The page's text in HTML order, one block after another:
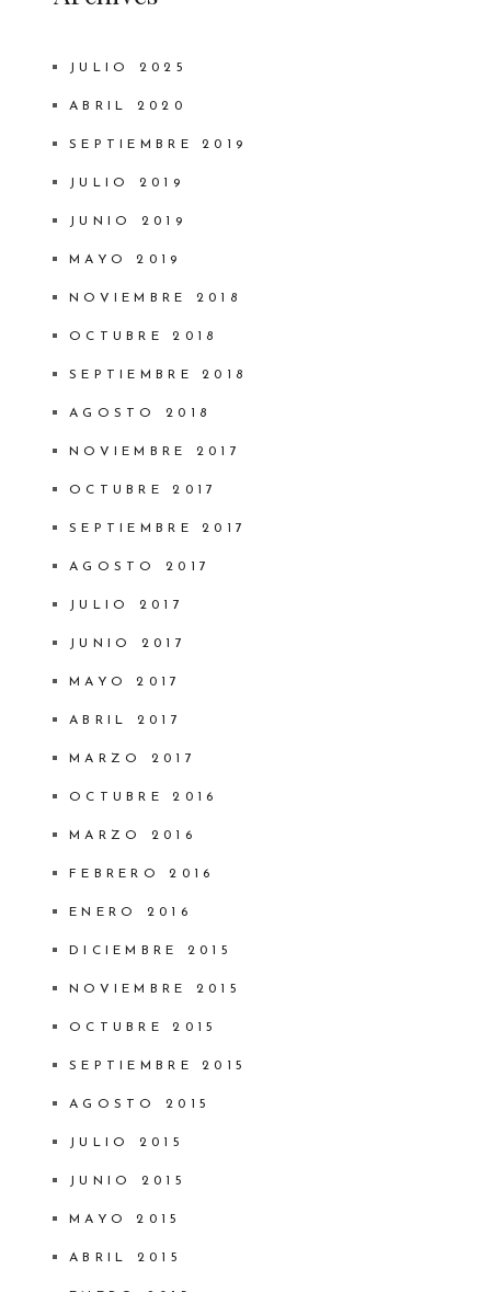
JULIO 2025
ABRIL 2020
SEPTIEMBRE 2019
JULIO 2019
JUNIO 2019
MAYO 2019
NOVIEMBRE 2018
OCTUBRE 2018
SEPTIEMBRE 2018
AGOSTO 2018
NOVIEMBRE 2017
OCTUBRE 2017
SEPTIEMBRE 2017
AGOSTO 2017
JULIO 2017
JUNIO 2017
MAYO 2017
ABRIL 2017
MARZO 2017
OCTUBRE 2016
MARZO 2016
FEBRERO 2016
ENERO 2016
DICIEMBRE 2015
NOVIEMBRE 2015
OCTUBRE 2015
SEPTIEMBRE 2015
AGOSTO 2015
JULIO 2015
JUNIO 2015
MAYO 2015
ABRIL 2015